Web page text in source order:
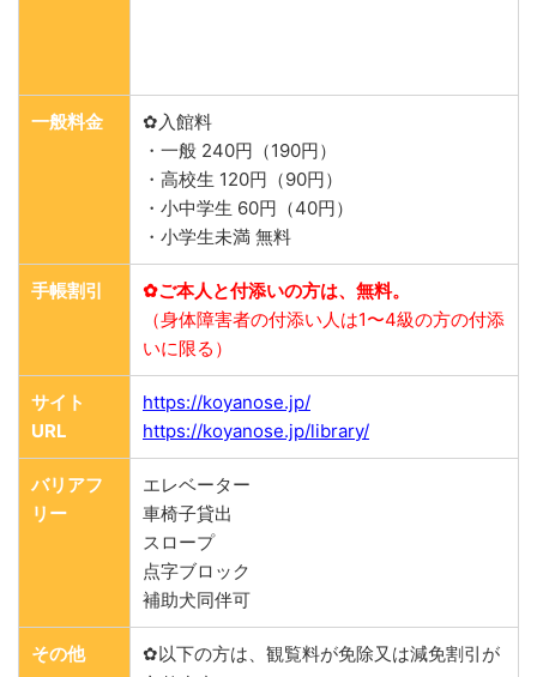
一般料金
✿入館料
・一般 240円（190円）
・高校生 120円（90円）
・小中学生 60円（40円）
・小学生未満 無料
手帳割引
✿ご本人と付添いの方は、無料。
（身体障害者の付添い人は1〜4級の方の付添
いに限る）
サイト
URL
https://koyanose.jp/
https://koyanose.jp/library/
バリアフ
リー
エレベーター
車椅子貸出
スロープ
点字ブロック
補助犬同伴可
その他
✿以下の方は、観覧料が免除又は減免割引が